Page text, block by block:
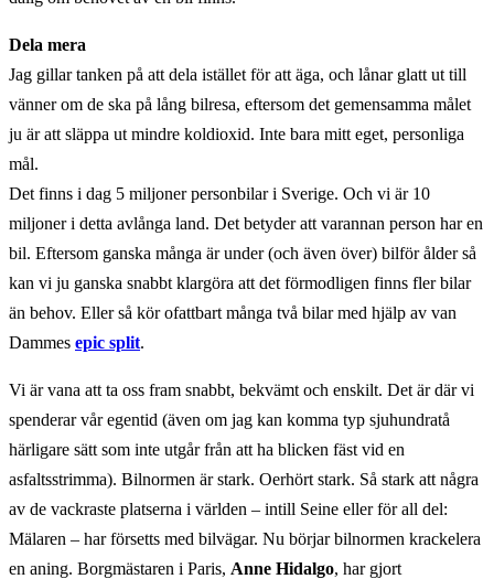
Dela mera
Jag gillar tanken på att dela istället för att äga, och lånar glatt ut till
vänner om de ska på lång bilresa, eftersom det gemensamma målet
ju är att släppa ut mindre koldioxid. Inte bara mitt eget, personliga
mål.
Det finns i dag 5 miljoner personbilar i Sverige. Och vi är 10
miljoner i detta avlånga land. Det betyder att varannan person har en
bil. Eftersom ganska många är under (och även över) bilför ålder så
kan vi ju ganska snabbt klargöra att det förmodligen finns fler bilar
än behov. Eller så kör ofattbart många två bilar med hjälp av van
Dammes epic split.
Vi är vana att ta oss fram snabbt, bekvämt och enskilt. Det är där vi
spenderar vår egentid (även om jag kan komma typ sjuhundratå
härligare sätt som inte utgår från att ha blicken fäst vid en
asfaltsstrimma). Bilnormen är stark. Oerhört stark. Så stark att några
av de vackraste platserna i världen – intill Seine eller för all del:
Mälaren – har försetts med bilvägar. Nu börjar bilnormen krackelera
en aning. Borgmästaren i Paris, Anne Hidalgo, har gjort